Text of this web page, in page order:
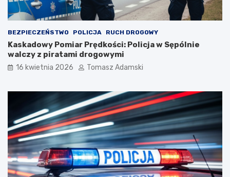
BEZPIECZEŃSTWO POLICJA RUCH DROGOWY
Kaskadowy Pomiar Prędkości: Policja w Sępólnie
walczy z piratami drogowymi
16 kwietnia 2026 Tomasz Adamski